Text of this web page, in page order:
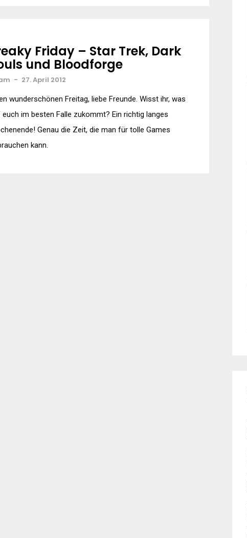
Friday – Star Trek, Dark
und Bloodforge
- 27. April 2012
wunderschönen Freitag, liebe Freunde. Wisst ihr, was
euch im besten Falle zukommt? Ein richtig langes
Genau die Zeit, die man für tolle Games
kann.